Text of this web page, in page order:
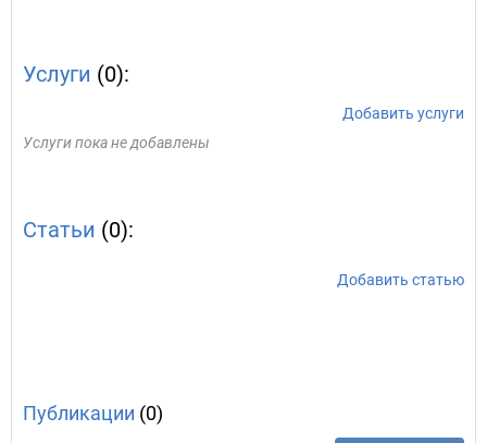
Услуги (0):
Добавить услуги
Услуги пока не добавлены
Статьи (0):
Добавить статью
Публикации (0)